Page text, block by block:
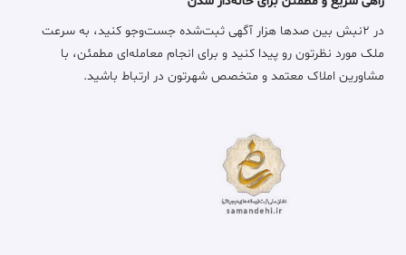
در ۲نبش بین صدها هزار آگهی ثبت‌شده جست‌وجو کنید، به سرعت
ملک مورد نظرتون رو پیدا کنید و برای انجام معامله‌ای مطمئن، با
مشاورین املاک معتمد و متخصص شهرتون در ارتباط باشید.